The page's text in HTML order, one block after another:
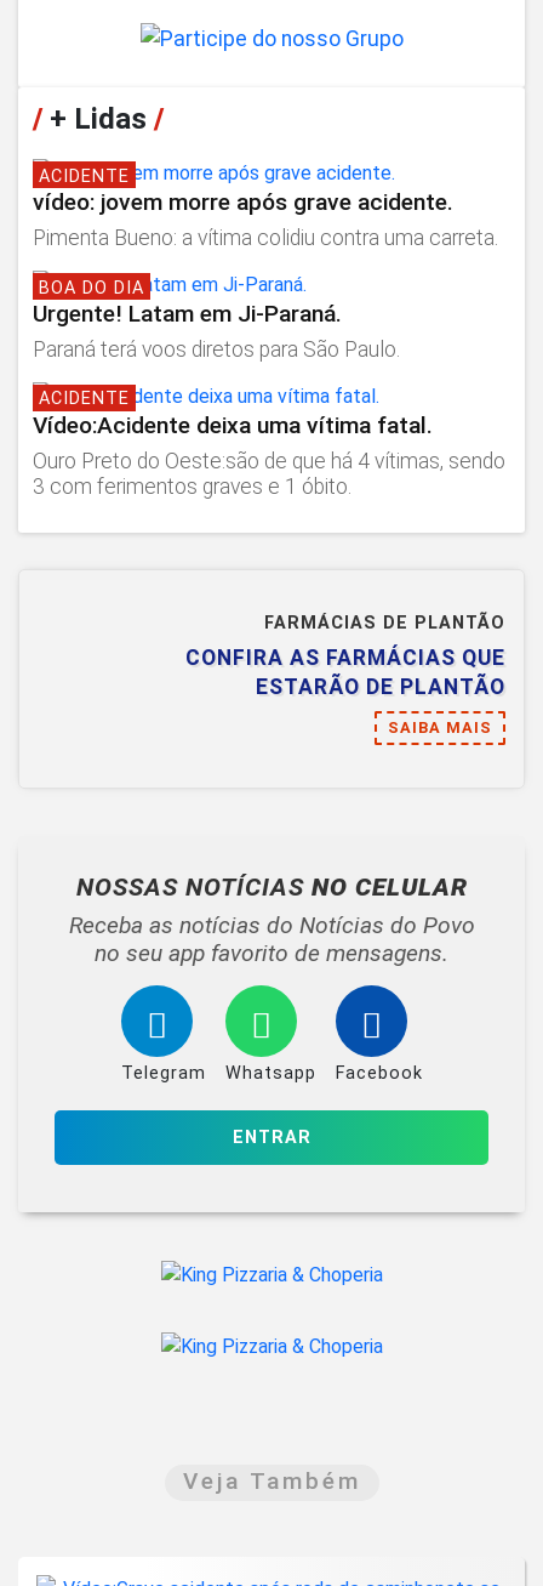
/+ Lidas /
ACIDENTE
vídeo: jovem morre após grave acidente.
Pimenta Bueno: a vítima colidiu contra uma carreta.
BOA DO DIA
Urgente! Latam em Ji-Paraná.
Paraná terá voos diretos para São Paulo.
ACIDENTE
Vídeo:Acidente deixa uma vítima fatal.
Ouro Preto do Oeste:são de que há 4 vítimas, sendo
3 com ferimentos graves e 1 óbito.
FARMÁCIAS DE PLANTÃO
CONFIRA AS FARMÁCIAS QUE
ESTARÃO DE PLANTÃO
SAIBA MAIS
NOSSAS NOTÍCIAS NO CELULAR
Receba as notícias do Notícias do Povo
no seu app favorito de mensagens.
Telegram Whatsapp Facebook
ENTRAR
Veja Também